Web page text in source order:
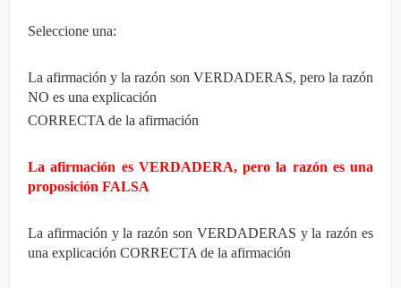
Seleccione una:
La afirmación y la razón son VERDADERAS, pero la razón
NO es una explicación
CORRECTA de la afirmación
La afirmación es VERDADERA, pero la razón es una
proposición FALSA
La afirmación y la razón son VERDADERAS y la razón es
una explicación CORRECTA de la afirmación